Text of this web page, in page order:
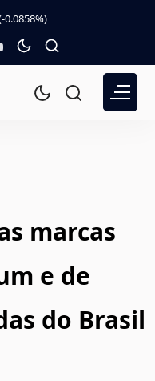
0.0858%)
marcas
e de
do Brasil